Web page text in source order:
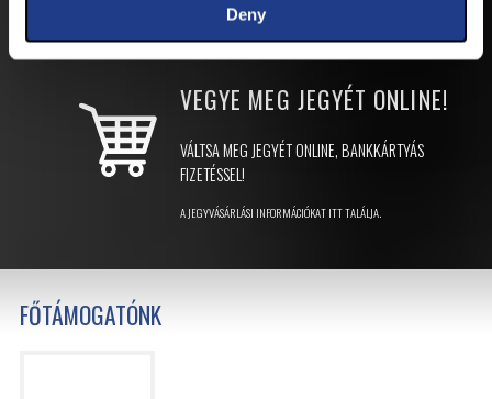
Deny
VEGYE MEG JEGYÉT ONLINE!
VÁLTSA MEG JEGYÉT ONLINE, BANKKÁRTYÁS
FIZETÉSSEL!
A JEGYVÁSÁRLÁSI INFORMÁCIÓKAT ITT TALÁLJA.
FŐTÁMOGATÓNK